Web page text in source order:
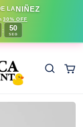
LANIÑEZ
30% OFF
: 50
SEG